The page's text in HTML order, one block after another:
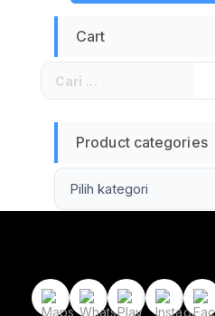
Cart
Cari
untuk:
Product categories